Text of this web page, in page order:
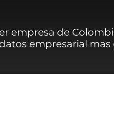
empresa de
empresarial